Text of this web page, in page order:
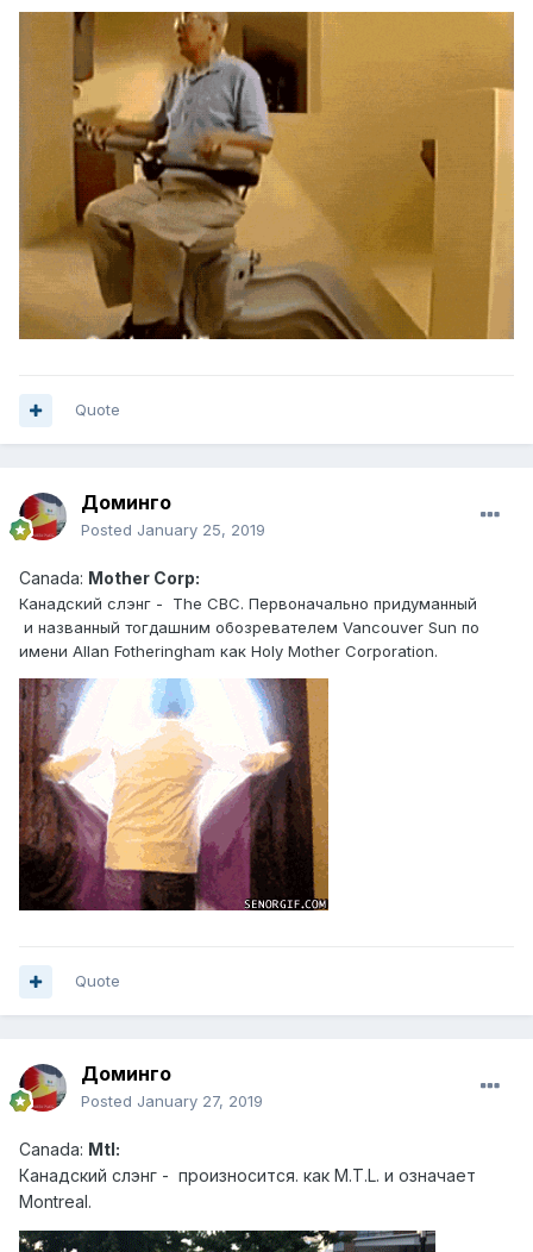
Quote
Доминго
Posted January 25, 2019
Canada: Mother Corp:
Канадский слэн г - The CBC. Первоначально придуманный
и названный тогдашним обозревателем Vancouver Sun по
имени Allan Fotheringham как Holy Mother Corporation.
Quote
Доминго
Posted January 27, 2019
Canada: Mtl:
Канадский слэн г - произносится. как M.T.L. и означает
Montreal.